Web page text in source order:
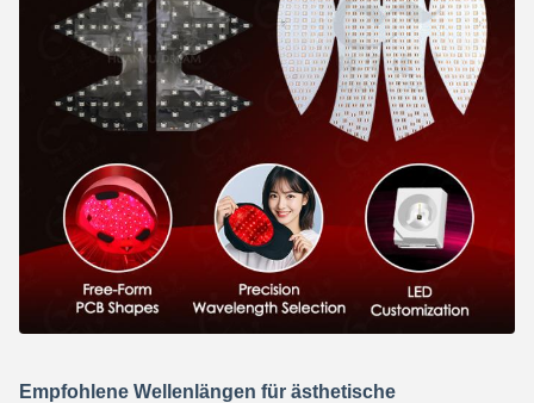
Empfohlene Wellenlängen für ästhetische